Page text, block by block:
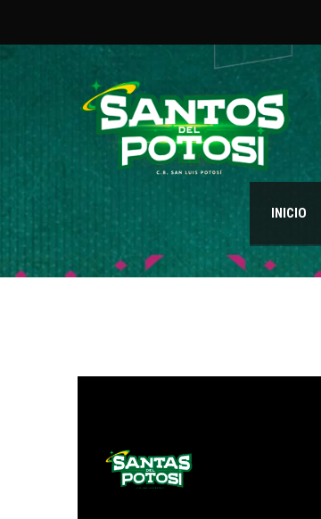
INICIO